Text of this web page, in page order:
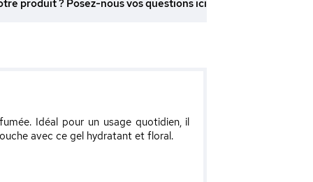
produit ? Posez-nous vos questions ici
Idéal pour un usage quotidien, il
avec ce gel hydratant et floral.